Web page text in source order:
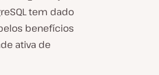
tem dado
benefícios
ativa de